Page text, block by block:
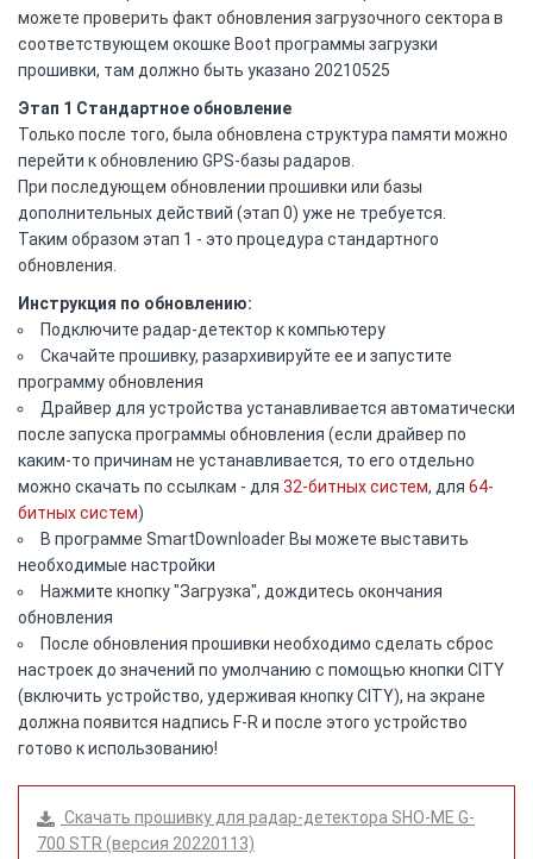
можете проверить факт обновления загрузочного сектора в
соответствующем окошке Boot программы загрузки
прошивки, там должно быть указано 20210525
Этап 1 Стандартное обновление
Только после того, была обновлена структура памяти можно
перейти к обновлению GPS-базы радаров.
При последующем обновлении прошивки или базы
дополнительных действий (этап 0) уже не требуется.
Таким образом этап 1 - это процедура стандартного
обновления.
Инструкция по обновлению:
Подключите радар-детектор к компьютеру
Скачайте прошивку, разархивируйте ее и запустите
программу обновления
Драйвер для устройства устанавливается автоматически
после запуска программы обновления (если драйвер по
каким-то причинам не устанавливается, то его отдельно
можно скачать по ссылкам - для 32-битных систем, для 64-
битных систем)
В программе SmartDownloader Вы можете выставить
необходимые настройки
Нажмите кнопку "Загрузка", дождитесь окончания
обновления
После обновления прошивки необходимо cделать сброс
настроек до значений по умолчанию с помощью кнопки CITY
(включить устройство, удерживая кнопку CITY), на экране
должна появится надпись F-R и после этого устройство
готово к использованию!
Скачать прошивку для радар-детектора SHO-ME G-
700 STR (версия 20220113)